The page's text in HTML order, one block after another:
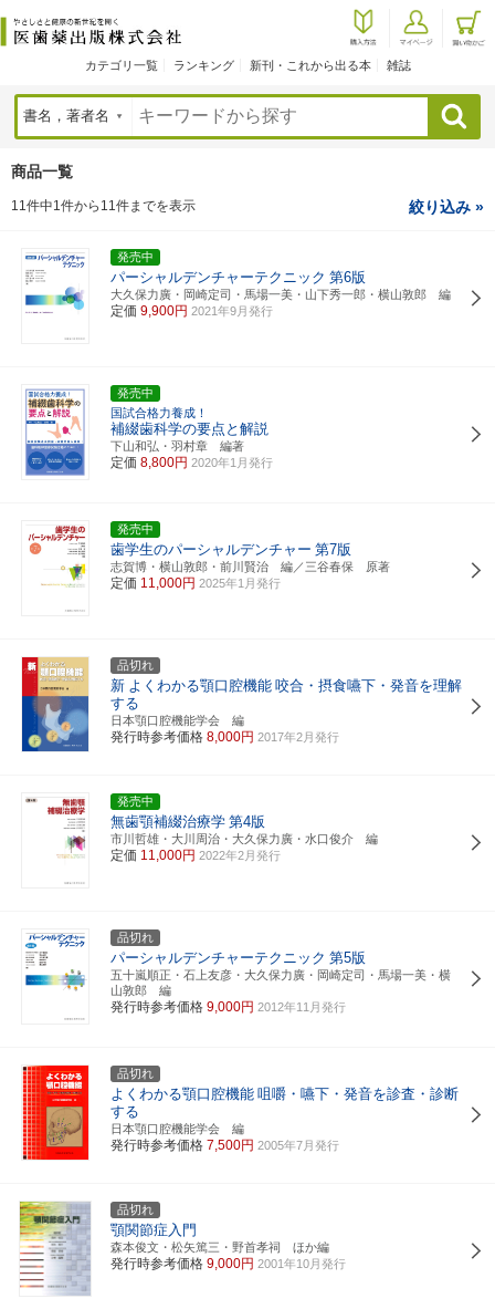
カテゴリ一覧 ランキング 新刊・これから出る本 雑誌
検索
商品一覧
11件中1件から11件までを表示 絞り込み »
発売中
パーシャルデンチャーテクニック 第6版
大久保力廣・岡崎定司・馬場一美・山下秀一郎・横山敦郎 編
定価 9,900円 2021年9月発行
発売中
国試合格力養成！
補綴歯科学の要点と解説
下山和弘・羽村章 編著
定価 8,800円 2020年1月発行
発売中
歯学生のパーシャルデンチャー 第7版
志賀博・横山敦郎・前川賢治 編／三谷春保 原著
定価 11,000円 2025年1月発行
品切れ
新 よくわかる顎口腔機能 咬合・摂食嚥下・発音を理解
する
日本顎口腔機能学会 編
発行時参考価格 8,000円 2017年2月発行
発売中
無歯顎補綴治療学 第4版
市川哲雄・大川周治・大久保力廣・水口俊介 編
定価 11,000円 2022年2月発行
品切れ
パーシャルデンチャーテクニック 第5版
五十嵐順正・石上友彦・大久保力廣・岡崎定司・馬場一美・横
山敦郎 編
発行時参考価格 9,000円 2012年11月発行
品切れ
よくわかる顎口腔機能 咀嚼・嚥下・発音を診査・診断
する
日本顎口腔機能学会 編
発行時参考価格 7,500円 2005年7月発行
品切れ
顎関節症入門
森本俊文・松矢篤三・野首孝祠 ほか編
発行時参考価格 9,000円 2001年10月発行